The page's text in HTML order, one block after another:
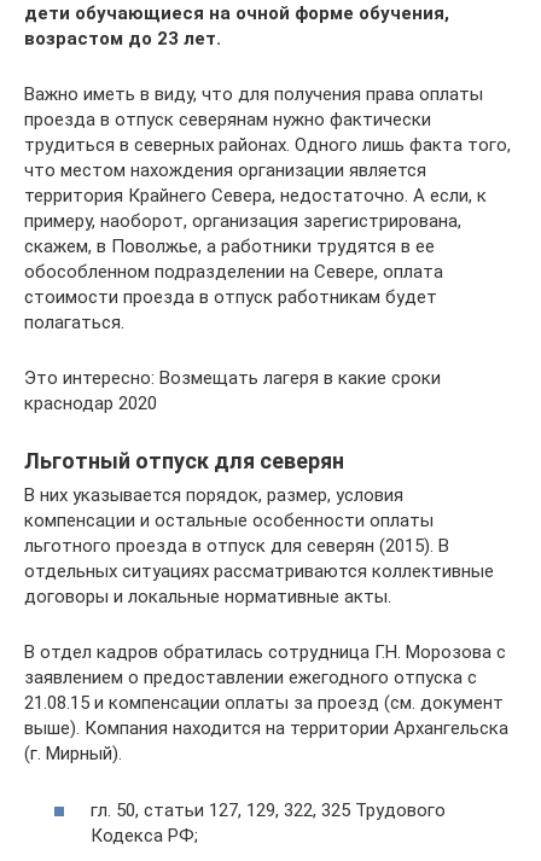
дети обучающиеся на очной форме обучения,
возрастом до 23 лет.
Важно иметь в виду, что для получения права оплаты
проезда в отпуск северянам нужно фактически
трудиться в северных районах. Одного лишь факта того,
что местом нахождения организации является
территория Крайнего Севера, недостаточно. А если, к
примеру, наоборот, организация зарегистрирована,
скажем, в Поволжье, а работники трудятся в ее
обособленном подразделении на Севере, оплата
стоимости проезда в отпуск работникам будет
полагаться.
Это интересно: Возмещать лагеря в какие сроки
краснодар 2020
Льготный отпуск для северян
В них указывается порядок, размер, условия
компенсации и остальные особенности оплаты
льготного проезда в отпуск для северян (2015). В
отдельных ситуациях рассматриваются коллективные
договоры и локальные нормативные акты.
В отдел кадров обратилась сотрудница Г.Н. Морозова с
заявлением о предоставлении ежегодного отпуска с
21.08.15 и компенсации оплаты за проезд (см. документ
выше). Компания находится на территории Архангельска
(г. Мирный).
гл. 50, статьи 127, 129, 322, 325 Трудового
Кодекса РФ;